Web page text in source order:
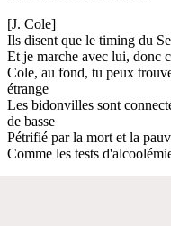
[J. Cole]
Ils disent que le timing du
Et je marche avec lui, donc
Cole, au fond, tu peux
étrange
Les bidonvilles sont
de basse
Pétrifié par la mort et la
Comme les tests